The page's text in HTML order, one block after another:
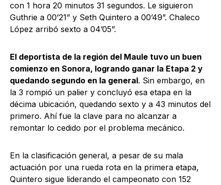
con 1 hora 20 minutos 31 segundos. Le siguieron
Guthrie a 00’21” y Seth Quintero a 00’49”. Chaleco
López arribó sexto a 04’05”.
El deportista de la región del Maule tuvo un buen
comienzo en Sonora, logrando ganar la Etapa 2 y
quedando segundo en la general. Sin embargo, en
la 3 rompió un palier y concluyó esa etapa en la
décima ubicación, quedando sexto y a 43 minutos del
primero. Ahí fue la clave para no alcanzar a
remontar lo cedido por el problema mecánico.
En la clasificación general, a pesar de su mala
actuación por una rueda rota en la primera etapa,
Quintero sigue liderando el campeonato con 152